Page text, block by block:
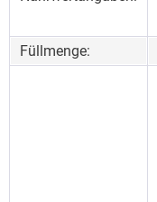
Füllmenge: